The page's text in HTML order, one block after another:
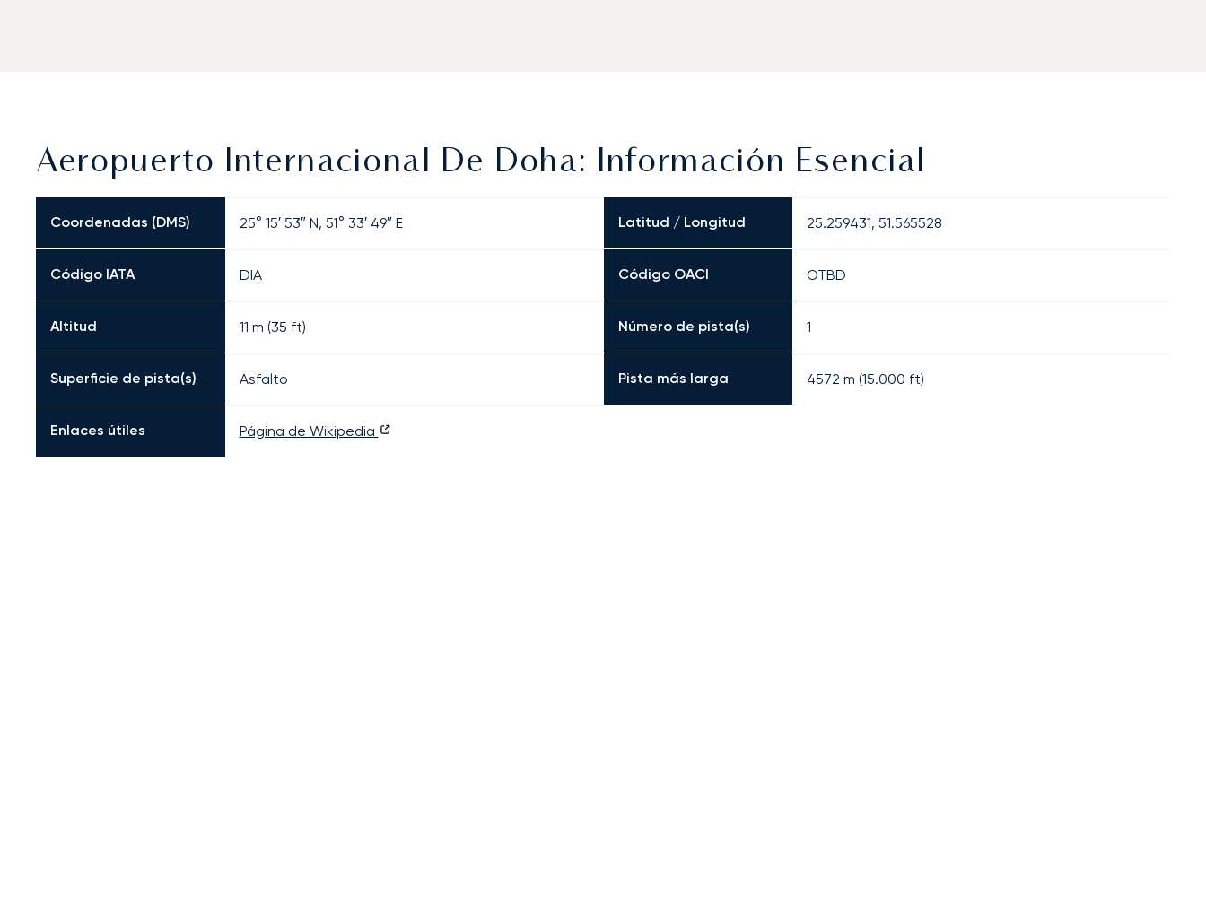
Aeropuerto Internacional De Doha: Información Esencial
Coordenadas (DMS) 25° 15′ 53″ N, 51° 33′ 49″ E Latitud / Longitud 25.259431, 51.565528
Código IATA DIA Código OACI OTBD
Altitud 11 m (35 ft) Número de pista(s) 1
Superficie de pista(s) Asfalto Pista más larga 4572 m (15.000 ft)
Enlaces útiles Página de Wikipedia